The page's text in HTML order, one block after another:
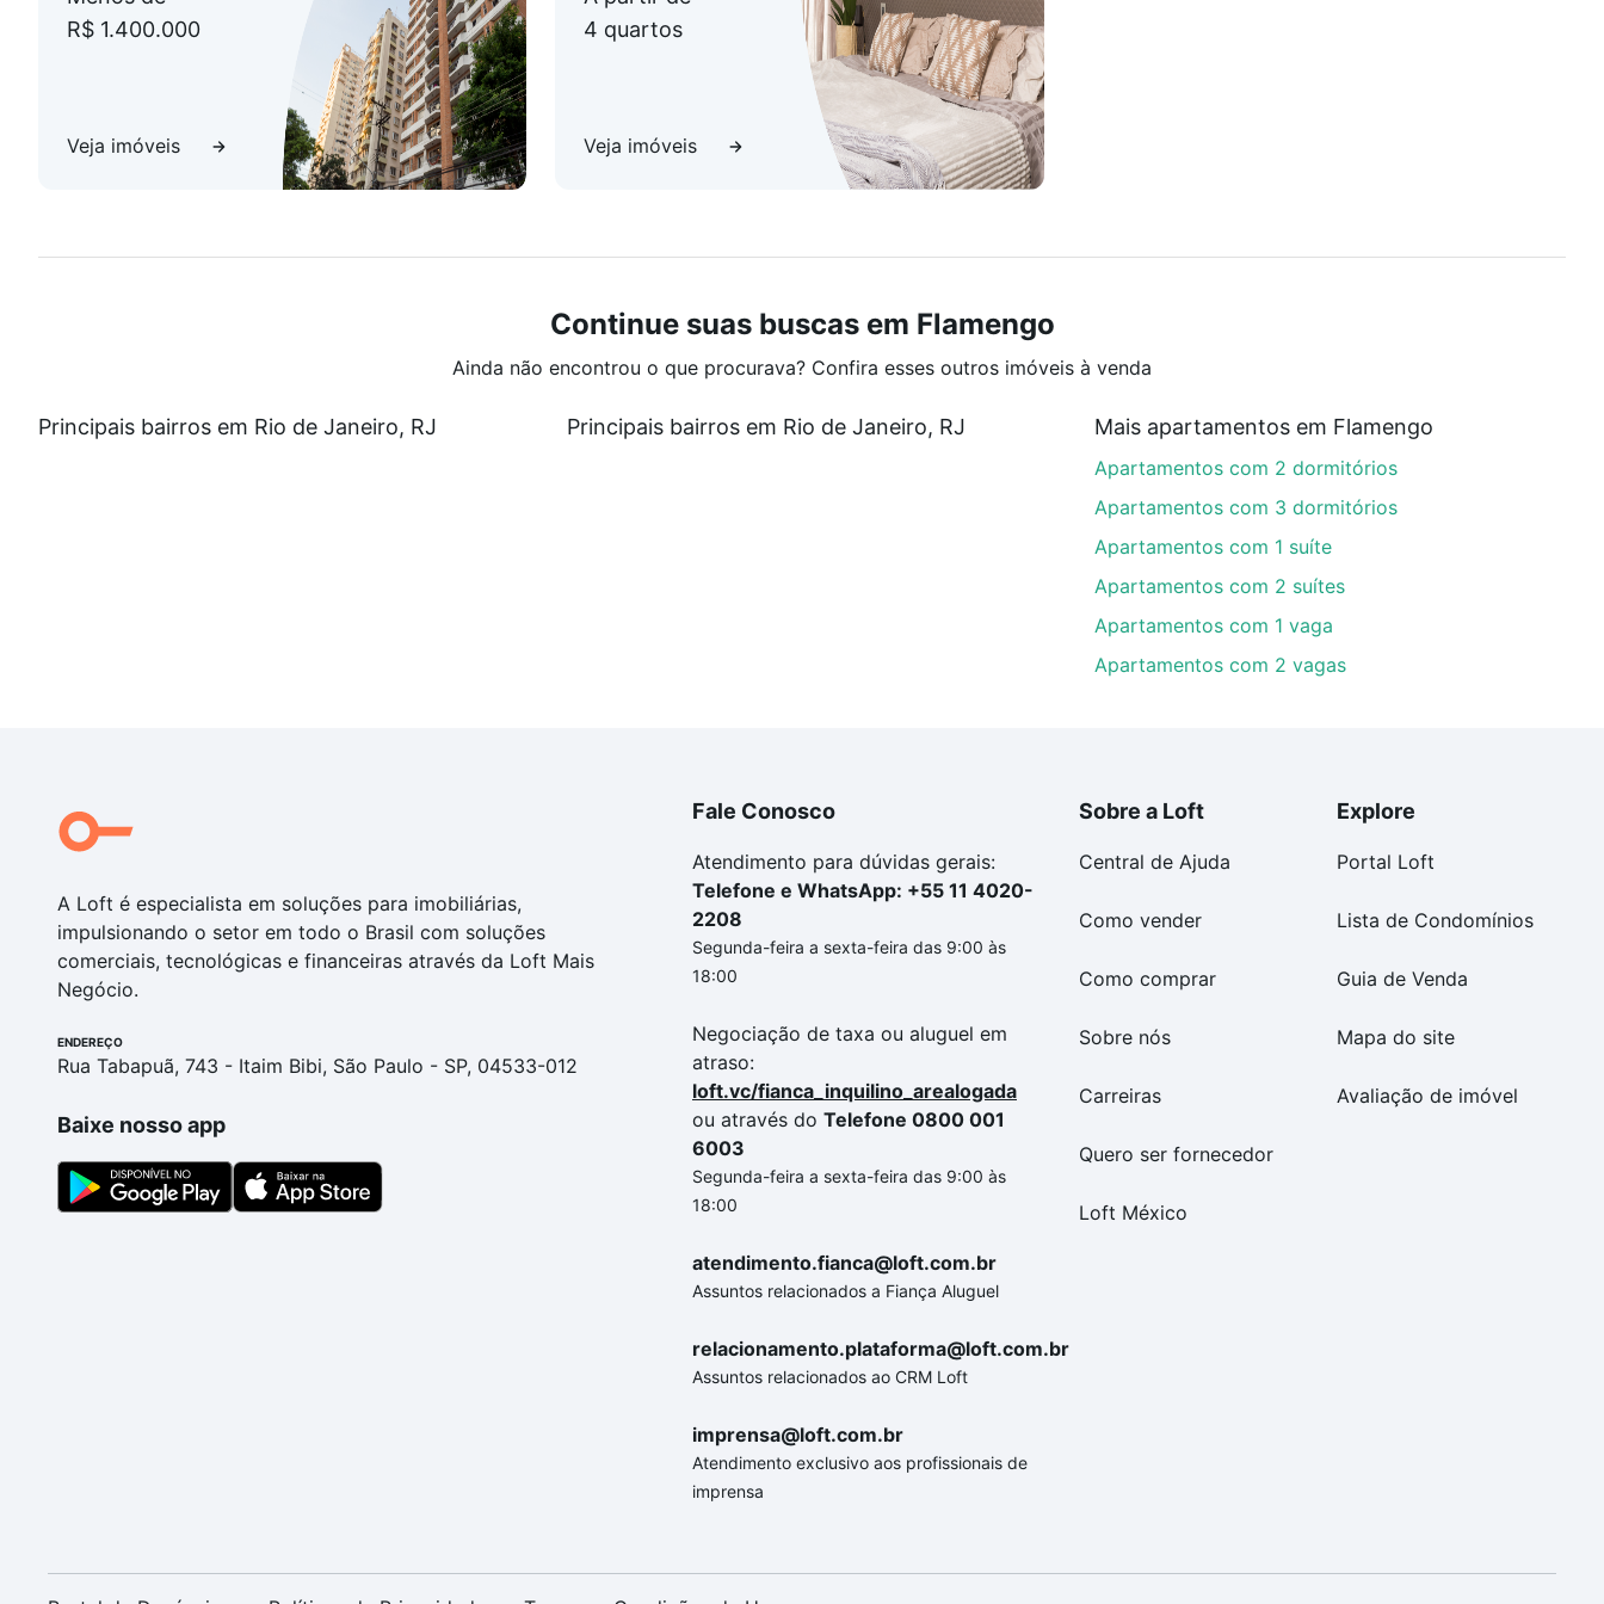
R$ 1.400.000
Veja imóveis
4 quartos
Veja imóveis
Continue suas buscas em Flamengo
Ainda não encontrou o que procurava? Confira esses outros imóveis à venda
Principais bairros em Rio de Janeiro, RJ Principais bairros em Rio de Janeiro, RJ Mais apartamentos em Flamengo
Apartamentos com 2 dormitórios
Apartamentos com 3 dormitórios
Apartamentos com 1 suíte
Apartamentos com 2 suítes
Apartamentos com 1 vaga
Apartamentos com 2 vagas
A Loft é especialista em soluções para imobiliárias,
impulsionando o setor em todo o Brasil com soluções
comerciais, tecnológicas e financeiras através da Loft Mais
Negócio.
ENDEREÇO
Rua Tabapuã, 743 - Itaim Bibi, São Paulo - SP, 04533-012
Baixe nosso app
Fale Conosco
Atendimento para dúvidas gerais:
Telefone e WhatsApp: +55 11 4020-
2208
Segunda-feira a sexta-feira das 9:00 às
18:00
Negociação de taxa ou aluguel em
atraso:
loft.vc/fianca_inquilino_arealogada
ou através do Telefone 0800 001
6003
Segunda-feira a sexta-feira das 9:00 às
18:00
atendimento.fianca@loft.com.br
Assuntos relacionados a Fiança Aluguel
relacionamento.plataforma@loft.com.br
Assuntos relacionados ao CRM Loft
imprensa@loft.com.br
Atendimento exclusivo aos profissionais de
imprensa
Sobre a Loft
Central de Ajuda
Como vender
Como comprar
Sobre nós
Carreiras
Quero ser fornecedor
Loft México
Explore
Portal Loft
Lista de Condomínios
Guia de Venda
Mapa do site
Avaliação de imóvel